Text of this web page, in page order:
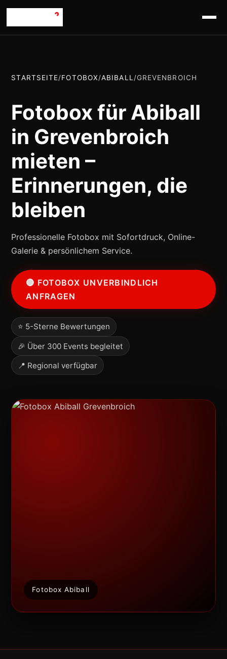
STARTSEITE/FOTOBOX/ABIBALL /GREVENBROICH
Fotobox für Abiball
in Grevenbroich
mieten –
Erinnerungen, die
bleiben
Professionelle Fotobox mit Sofortdruck, Online-
Galerie & persönlichem Service.
🔴 FOTOBOX UNVERBINDLICH
ANFRAGEN
⭐ 5-Sterne Bewertungen
🎉 Über 300 Events begleitet
📍 Regional verfügbar
Fotobox Abiball